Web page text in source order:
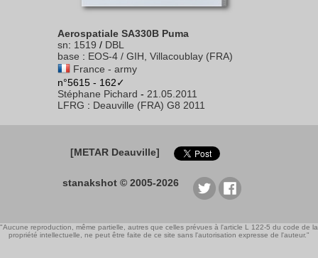
Aerospatiale SA330B Puma
sn: 1519 / DBL
base : EOS-4 / GIH, Villacoublay (FRA)
France - army
n°5615 - 162✓
Stéphane Pichard - 21.05.2011
LFRG : Deauville (FRA) G8 2011
[METAR Deauville]
stanakshot © 2005-2026
"Aucune reproduction, même partielle, autres que celles prévues à l'article L 122-5 du code de la
propriété intellectuelle, ne peut être faite de ce site sans l'autorisation expresse de l'auteur."